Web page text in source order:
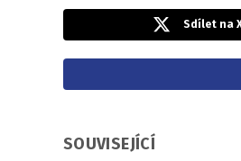
Sdílet na
SOUVISEJÍCÍ